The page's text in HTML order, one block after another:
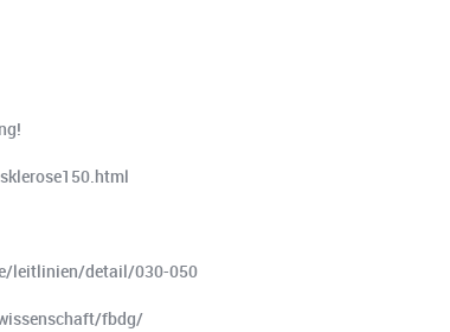
leitlinien/detail/030-050
fbdg/